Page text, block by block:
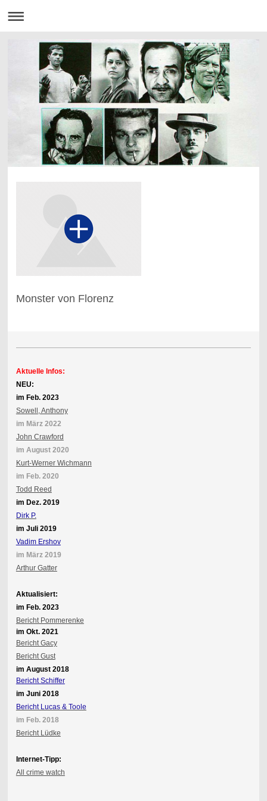
Monster von Florenz
Aktuelle Infos:
NEU:
im Feb. 2023
Sowell, Anthony
im März 2022
John Crawford
im August 2020
Kurt-Werner Wichmann
im Feb. 2020
Todd Reed
im Dez. 2019
Dirk P.
im Juli 2019
Vadim Ershov
im März 2019
Arthur Gatter
Aktualisiert:
im Feb. 2023
Bericht Pommerenke
im Okt. 2021
Bericht Gacy
Bericht Gust
im August 2018
Bericht Schiffer
im Juni 2018
Bericht Lucas & Toole
im Feb. 2018
Bericht Lüdke
Internet-Tipp:
All crime watch